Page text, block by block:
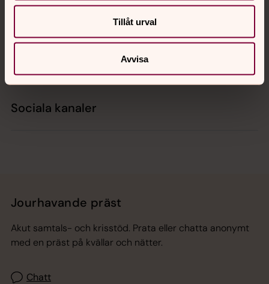
Tillåt urval
Avvisa
Sociala kanaler
Jourhavande präst
Akut samtals- och krisstöd. Prata eller chatta anonymt
med en präst på kvällar och nätter.
Chatt